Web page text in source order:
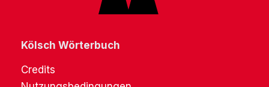
Kölsch Wörterbuch
Credits